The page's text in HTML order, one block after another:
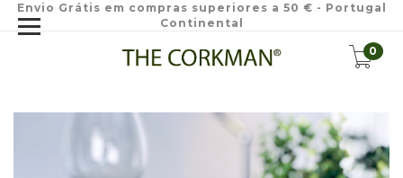
Envio Grátis em compras superiores a 50 € - Portugal
Continental
0